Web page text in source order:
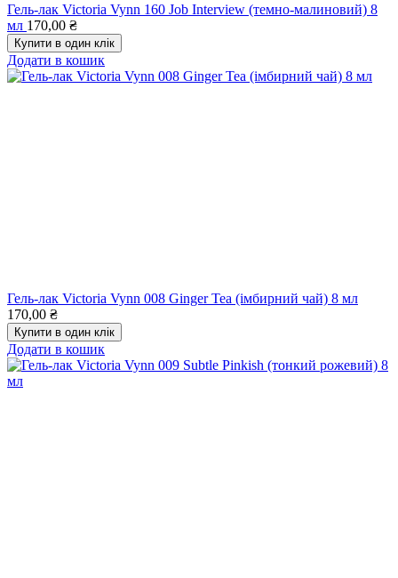
Гель-лак Victoria Vynn 160 Job Interview (темно-малиновий) 8
мл 170,00 ₴
Купити в один клік
Додати в кошик
Гель-лак Victoria Vynn 008 Ginger Tea (імбирний чай) 8 мл
170,00 ₴
Купити в один клік
Додати в кошик